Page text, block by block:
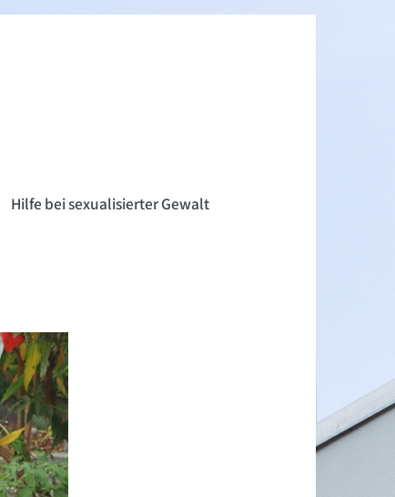
Hilfe bei sexualisierter Gewalt